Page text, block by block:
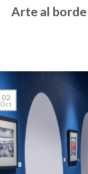
Arte al borde
02
Oct